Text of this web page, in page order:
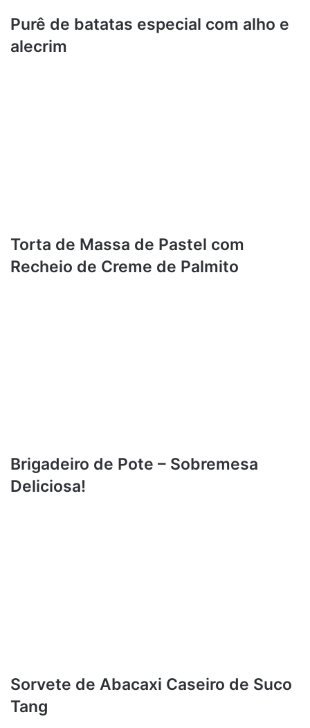
Purê de batatas especial com alho e
alecrim
Torta de Massa de Pastel com
Recheio de Creme de Palmito
Brigadeiro de Pote – Sobremesa
Deliciosa!
Sorvete de Abacaxi Caseiro de Suco
Tang